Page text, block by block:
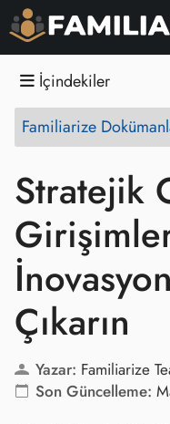
İçindekiler
Familiarize
Stratejik
Çıkarın
Yazar: Familiarize
Son Güncelleme: